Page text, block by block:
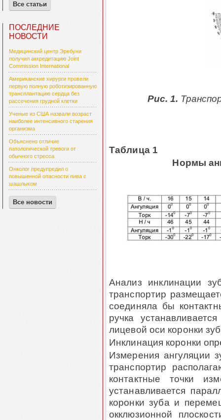
Все статьи
ПОСЛЕДНИЕ
НОВОСТИ
Медицинский центр Эребуни
получил аккредитацию Joint
Commission International
Американские хирурги провели
первую полную роботизированную
трансплантацию сердца без
рассечения грудной клетки
Ученые из США назвали возраст
наиболее интенсивного старения
организма
Объяснено отличие
патологической тревоги от
обычного стресса
Онколог предупредил о
повышенной опасности пива с
шашлыком
Все новости
Рис. 1.
Таблица 1
Нормы
Анализ инклинации
транспортир
сое­ди­няла бы
ручка
лицевой оси коронки
Инклинация коронки
Измерения ангуляции
транспортир
контактные точки
устанавливается
коронки зуба и
окклюзионной